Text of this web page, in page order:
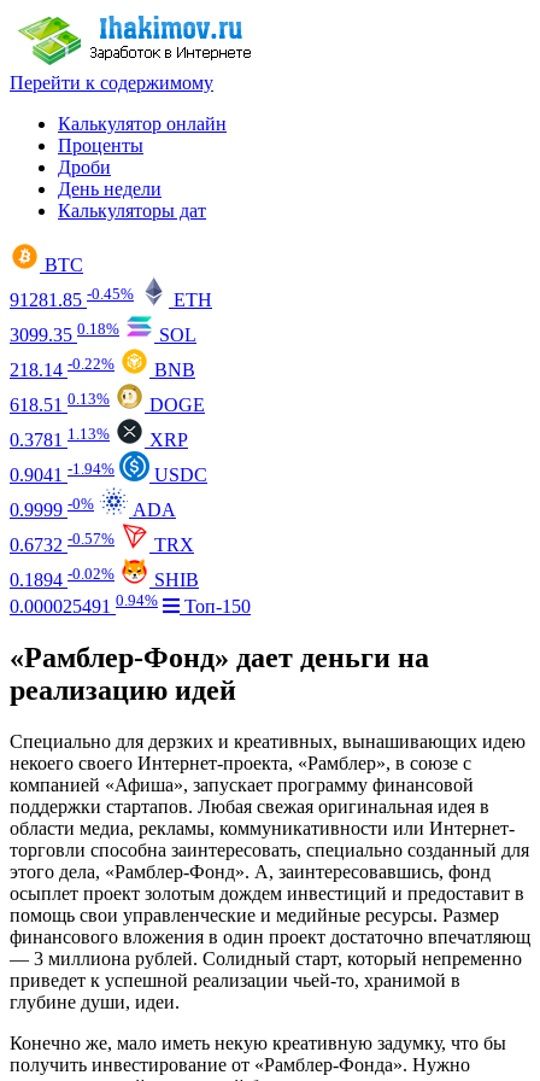
Перейти к содержимому
Калькулятор онлайн
Проценты
Дроби
День недели
Калькуляторы дат
BTC
91281.85 -0.45%
ETH
3099.35 0.18%
SOL
218.14 -0.22%
BNB
618.51 0.13%
DOGE
0.3781 1.13%
XRP
0.9041 -1.94%
USDC
0.9999 -0%
ADA
0.6732 -0.57%
TRX
0.1894 -0.02%
SHIB
0.000025491 0.94% Топ-150
«Рамблер-Фонд» дает деньги на
реализацию идей
Специально для дерзких и креативных, вынашивающих идею
некоего своего Интернет-проекта, «Рамблер», в союзе с
компанией «Афиша», запускает программу финансовой
поддержки стартапов. Любая свежая оригинальная идея в
области медиа, рекламы, коммуникативности или Интернет-
торговли способна заинтересовать, специально созданный для
этого дела, «Рамблер-Фонд». А, заинтересовавшись, фонд
осыплет проект золотым дождем инвестиций и предоставит в
помощь свои управленческие и медийные ресурсы. Размер
финансового вложения в один проект достаточно впечатляющ
— 3 миллиона рублей. Солидный старт, который непременно
приведет к успешной реализации чьей-то, хранимой в
глубине души, идеи.
Конечно же, мало иметь некую креативную задумку, что бы
получить инвестирование от «Рамблер-Фонда». Нужно